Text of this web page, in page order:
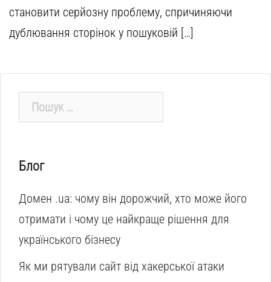
становити серйозну проблему, спричиняючи
дублювання сторінок у пошуковій […]
Пошук:
Блог
Домен .ua: чому він дорожчий, хто може його
отримати і чому це найкраще рішення для
українського бізнесу
Як ми рятували сайт від хакерської атаки